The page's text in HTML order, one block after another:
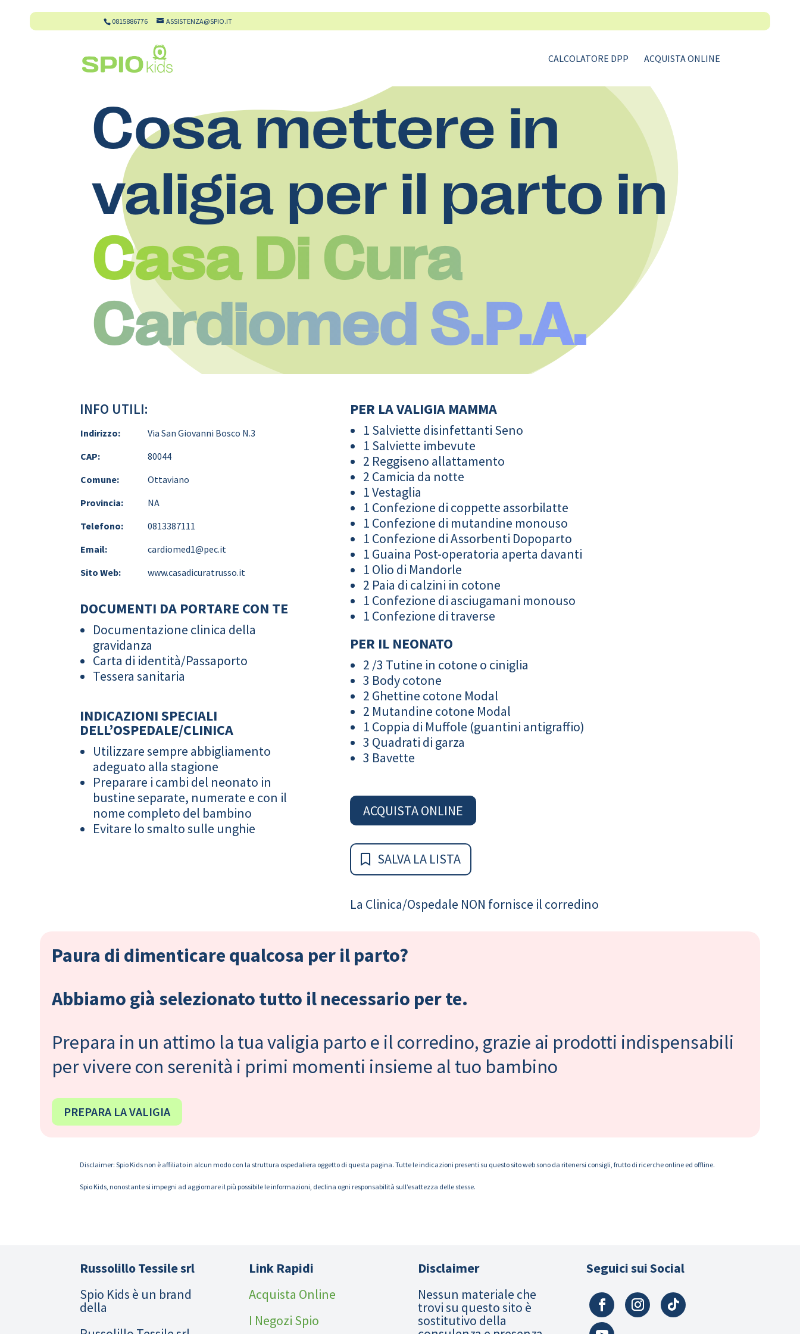
0815886776 ASSISTENZA@SPIO.IT
CALCOLATORE DPP ACQUISTA ONLINE
Cosa mettere in
valigia per il parto in
Casa Di Cura
Cardiomed S.P.A.
INFO UTILI:
Indirizzo:
Via San Giovanni Bosco N.3
CAP:
80044
Comune:
Ottaviano
Provincia:
NA
Telefono:
0813387111
Email:
cardiomed1@pec.it
Sito Web:
www.casadicuratrusso.it
DOCUMENTI DA PORTARE CON TE
Documentazione clinica della
gravidanza
Carta di identità/Passaporto
Tessera sanitaria
INDICAZIONI SPECIALI
DELL’OSPEDALE/CLINICA
Utilizzare sempre abbigliamento
adeguato alla stagione
Preparare i cambi del neonato in
bustine separate, numerate e con il
nome completo del bambino
Evitare lo smalto sulle unghie
PER LA VALIGIA MAMMA
1 Salviette disinfettanti Seno
1 Salviette imbevute
2 Reggiseno allattamento
2 Camicia da notte
1 Vestaglia
1 Confezione di coppette assorbilatte
1 Confezione di mutandine monouso
1 Confezione di Assorbenti Dopoparto
1 Guaina Post-operatoria aperta davanti
1 Olio di Mandorle
2 Paia di calzini in cotone
1 Confezione di asciugamani monouso
1 Confezione di traverse
PER IL NEONATO
2 /3 Tutine in cotone o ciniglia
3 Body cotone
2 Ghettine cotone Modal
2 Mutandine cotone Modal
1 Coppia di Muffole (guantini antigraffio)
3 Quadrati di garza
3 Bavette
ACQUISTA ONLINE
SALVA LA LISTA
La Clinica/Ospedale NON fornisce il corredino
Paura di dimenticare qualcosa per il parto?
Abbiamo già selezionato tutto il necessario per te.
Prepara in un attimo la tua valigia parto e il corredino, grazie ai prodotti indispensabili
per vivere con serenità i primi momenti insieme al tuo bambino
PREPARA LA VALIGIA
Disclaimer: Spio Kids non è affiliato in alcun modo con la struttura ospedaliera oggetto di questa pagina. Tutte le indicazioni presenti su questo sito web sono da ritenersi consigli, frutto di ricerche online ed offline.
Spio Kids, nonostante si impegni ad aggiornare il più possibile le informazioni, declina ogni responsabilità sull’esattezza delle stesse.
Russolillo Tessile srl
Spio Kids è un brand
della
Link Rapidi
Acquista Online
I Negozi Spio
Disclaimer
Nessun materiale che
trovi su questo sito è
sostitutivo della
Seguici sui Social